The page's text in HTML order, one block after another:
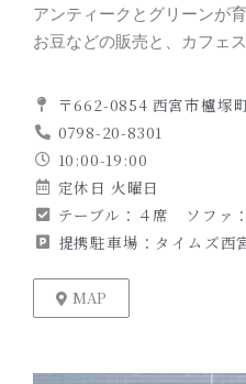
アンティークとグリーンが育
お豆などの販売と、カフェ
〒662-0854 西宮市櫨塚
0798-20-8301
10:00-19:00
定休日 火曜日
テーブル：４席 ソファ
提携駐車場：タイムズ西
MAP